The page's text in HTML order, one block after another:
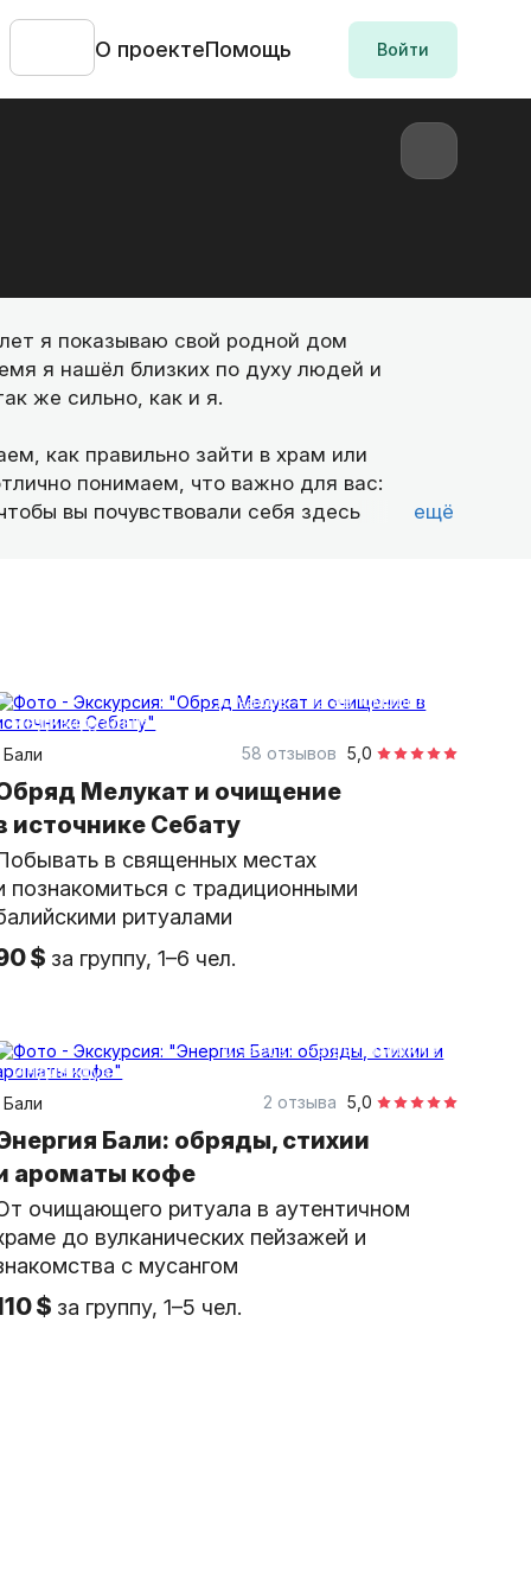
О проектеПомощь Войти
я показываю свой родной дом
я нашёл близких по духу людей и
же сильно, как и я.
как правильно зайти в храм или
понимаем, что важно для вас:
вы почувствовали себя здесь
ещё
10 часов
на автомобиле
индивидуальная
Бали
5,0
58 отзывов
Мелукат и очищение
источнике Себату
в священных местах
познакомиться с традиционными
ритуалами
$ за группу, 1–6 чел.
10 часов
на автомобиле
индивидуальная
Бали
5,0
2 отзыва
Бали: обряды, стихии
ароматы кофе
очищающего ритуала в аутентичном
до вулканических пейзажей и
с мусангом
$ за группу, 1–5 чел.